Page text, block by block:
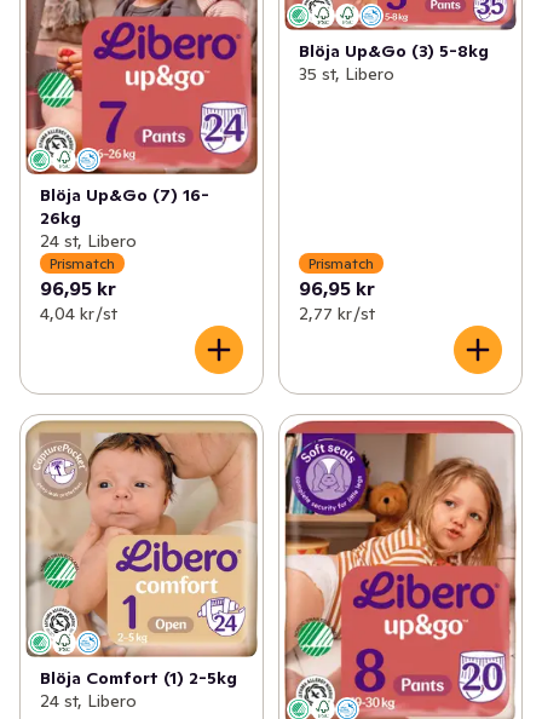
Blöja Up&Go (7) 16-
26kg
24 st, Libero
Prismatch
96,95 kr
4,04 kr /st
Blöja Up&Go (3) 5-8kg
35 st, Libero
Prismatch
96,95 kr
2,77 kr /st
Blöja Comfort (1) 2-5kg
24 st, Libero